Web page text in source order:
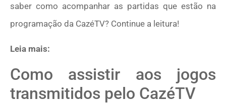
saber como acompanhar as partidas que estão na
programação da CazéTV? Continue a leitura!
Leia mais:
Como assistir aos jogos
transmitidos pelo CazéTV